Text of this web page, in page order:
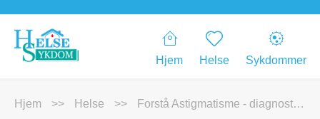
Hjem Helse Sykdommer
Hjem >> Helse >> Forstå Astigmatisme - diagnostisering og behandling Options